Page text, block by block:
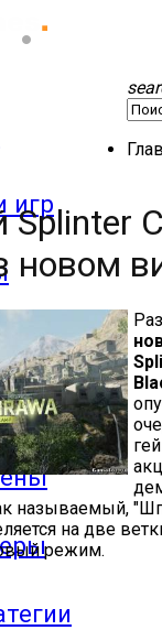
игр
Splinter
новом
называемый,
на две
режим.